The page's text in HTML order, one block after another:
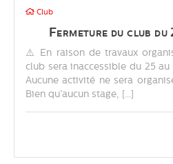
Club
Fermeture du club du
⚠️ En raison de travaux
club sera inaccessible du 25
Aucune activité ne sera
Bien qu’aucun stage, [...]